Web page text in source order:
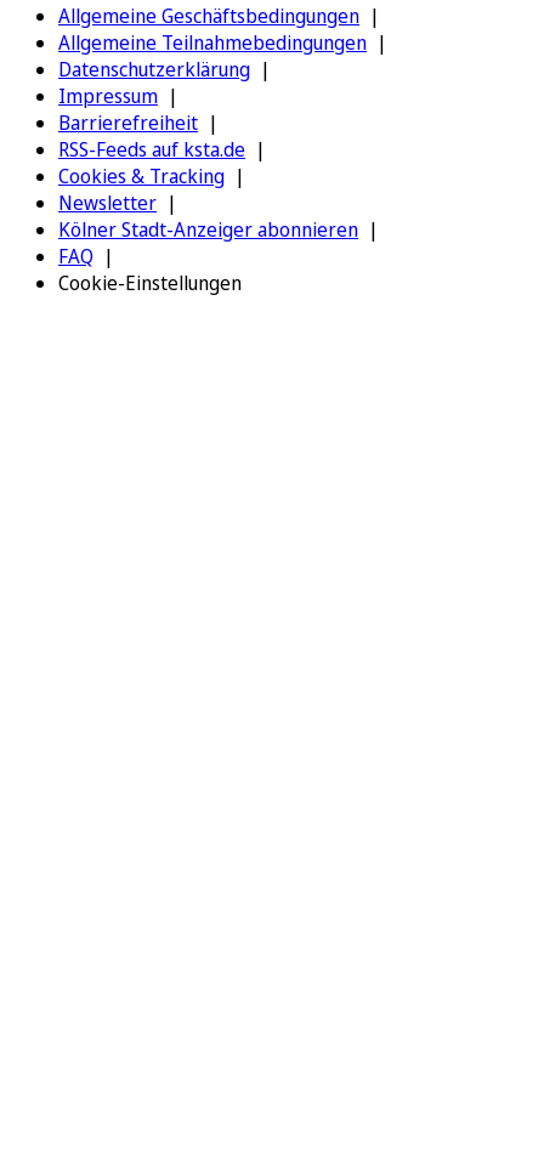
Allgemeine Geschäftsbedingungen
Allgemeine Teilnahmebedingungen
Datenschutzerklärung
Impressum
Barrierefreiheit
RSS-Feeds auf ksta.de
Cookies & Tracking
Newsletter
Kölner Stadt-Anzeiger abonnieren
FAQ
Cookie-Einstellungen